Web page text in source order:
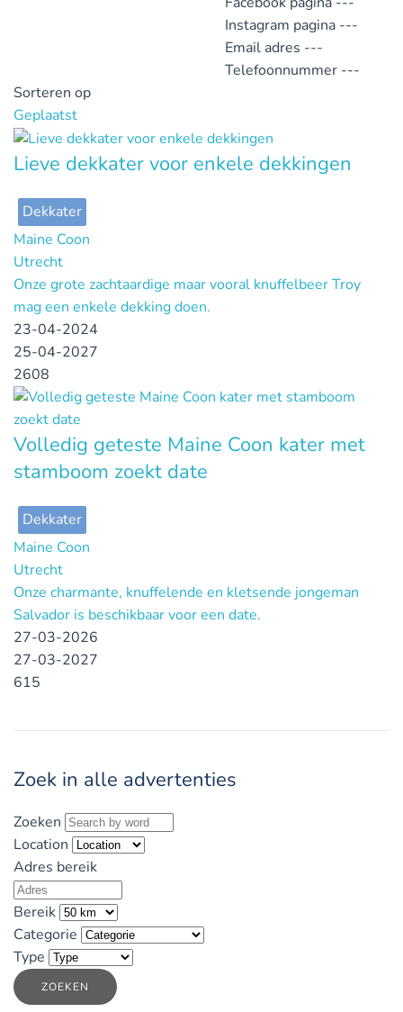
Instagram pagina ---
Email adres ---
Telefoonnummer ---
Sorteren op
Geplaatst
Lieve dekkater voor enkele dekkingen
Dekkater
Maine Coon
Utrecht
Onze grote zachtaardige maar vooral knuffelbeer Troy
mag een enkele dekking doen.
23-04-2024
25-04-2027
2608
Volledig geteste Maine Coon kater met
stamboom zoekt date
Dekkater
Maine Coon
Utrecht
Onze charmante, knuffelende en kletsende jongeman
Salvador is beschikbaar voor een date.
27-03-2026
27-03-2027
615
Zoek in alle advertenties
Zoeken
Location
Adres bereik
Bereik
Categorie
Type
ZOEKEN